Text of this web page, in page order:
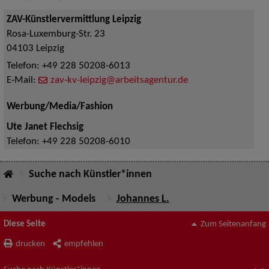
ZAV-Künstlervermittlung Leipzig
Rosa-Luxemburg-Str. 23
04103 Leipzig
Telefon: +49 228 50208-6013
E-Mail:
zav-kv-leipzig@arbeitsagentur.de
Werbung/Media/Fashion
Ute Janet Flechsig
Telefon: +49 228 50208-6010
Suche nach Künstler*innen
Werbung - Models Johannes L.
Diese Seite
drucken empfehlen
Zum Seitenanfang